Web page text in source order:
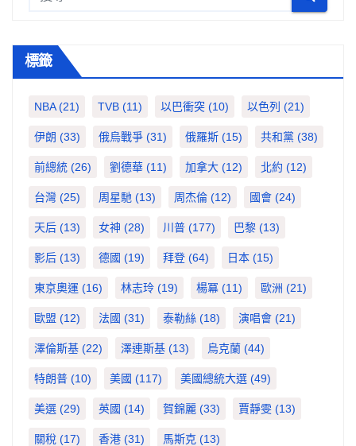
標籤
NBA(21) TVB (11) 以巴衝突 (10) 以色列 (21)
伊朗 (33) 俄烏戰爭 (31) 俄羅斯 (15) 共和黨 (38)
前總統 (26) 劉德華 (11) 加拿大 (12) 北約 (12)
台灣 (25) 周星馳 (13) 周杰倫 (12) 國會 (24)
天后 (13) 女神 (28) 川普 (177) 巴黎 (13)
影后 (13) 德國 (19) 拜登 (64) 日本 (15)
東京奧運 (16) 林志玲 (19) 楊冪 (11) 歐洲 (21)
歐盟 (12) 法國 (31) 泰勒絲 (18) 演唱會 (21)
澤倫斯基 (22) 澤連斯基 (13) 烏克蘭 (44)
特朗普 (10) 美國 (117) 美國總統大選 (49)
美選 (29) 英國 (14) 賀錦麗 (33) 賈靜雯 (13)
關稅 (17) 香港 (31) 馬斯克 (13)